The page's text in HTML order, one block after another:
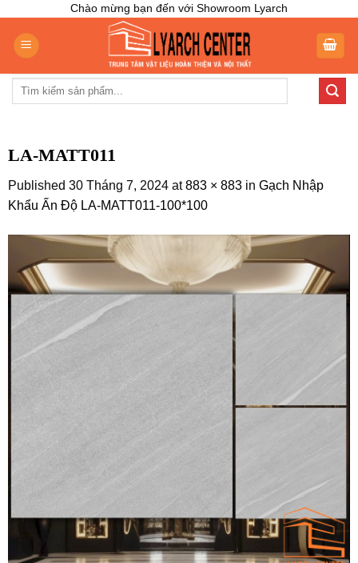
content
Chào mừng bạn đến với Showroom Lyarch
Tìm
LA-MATT011
Published 30 Tháng 7, 2024 at883 × 883 in Gạch Nhập
Khẩu Ấn Độ LA-MATT011-100*100